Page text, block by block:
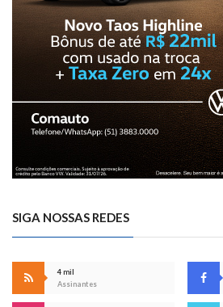
SIGA NOSSAS REDES
4 mil
Assinantes